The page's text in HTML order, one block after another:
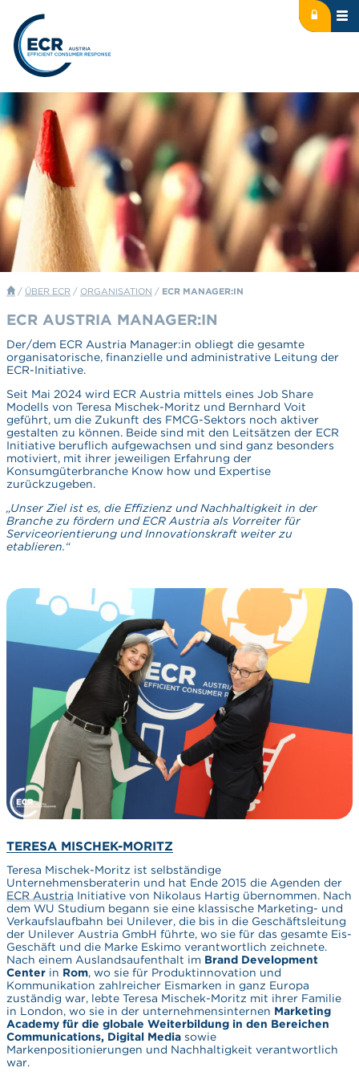
Logo: ECR Austria Icon:
/ ÜBER ECR/ ORGANISATION / ECR MANAGER:IN
ECR AUSTRIA MANAGER:IN
Der/dem ECR Austria Manager:in obliegt die gesamte
organisatorische, finanzielle und administrative Leitung der
ECR-Initiative.
Seit Mai 2024 wird ECR Austria mittels eines Job Share
Modells von Teresa Mischek-Moritz und Bernhard Voit
geführt, um die Zukunft des FMCG-Sektors noch aktiver
gestalten zu können. Beide sind mit den Leitsätzen der ECR
Initiative beruflich aufgewachsen und sind ganz besonders
motiviert, mit ihrer jeweiligen Erfahrung der
Konsumgüterbranche Know how und Expertise
zurückzugeben.
„Unser Ziel ist es, die Effizienz und Nachhaltigkeit in der
Branche zu fördern und ECR Austria als Vorreiter für
Serviceorientierung und Innovationskraft weiter zu
etablieren.“
TERESA MISCHEK-MORITZ
Teresa Mischek-Moritz ist selbständige
Unternehmensberaterin und hat Ende 2015 die Agenden der
ECR Austria Initiative von Nikolaus Hartig übernommen. Nach
dem WU Studium begann sie eine klassische Marketing- und
Verkaufslaufbahn bei Unilever, die bis in die Geschäftsleitung
der Unilever Austria GmbH führte, wo sie für das gesamte Eis-
Geschäft und die Marke Eskimo verantwortlich zeichnete.
Nach einem Auslandsaufenthalt im Brand Development
Center in Rom, wo sie für Produktinnovation und
Kommunikation zahlreicher Eismarken in ganz Europa
zuständig war, lebte Teresa Mischek-Moritz mit ihrer Familie
in London, wo sie in der unternehmensinternen Marketing
Academy für die globale Weiterbildung in den Bereichen
Communications, Digital Mediasowie
Markenpositionierungen und Nachhaltigkeit verantwortlich
war.